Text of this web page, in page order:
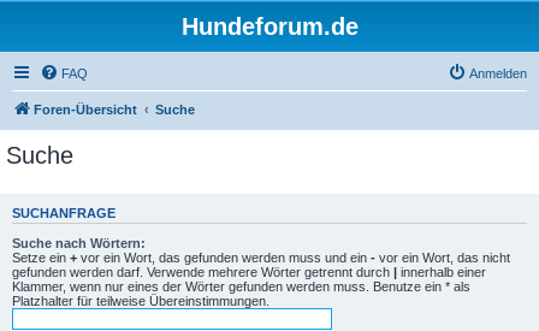
Hundeforum.de
FAQ Anmelden
Foren-Übersicht Suche
Suche
SUCHANFRAGE
Suche nach Wörtern:
Setze ein + vor ein Wort, das gefunden werden muss und ein - vor ein Wort, das nicht
gefunden werden darf. Verwende mehrere Wörter getrennt durch | innerhalb einer
Klammer, wenn nur eines der Wörter gefunden werden muss. Benutze ein * als
Platzhalter für teilweise Übereinstimmungen.